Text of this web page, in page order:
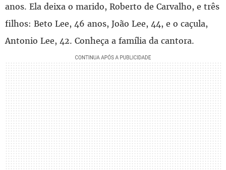
anos. Ela deixa o marido, Roberto de Carvalho, e três
filhos: Beto Lee, 46 anos, João Lee, 44, e o caçula,
Antonio Lee, 42. Conheça a família da cantora.